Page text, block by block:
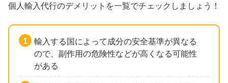
個人輸入代行のデメリットを一覧でチェックしましょう！
輸入する国によって成分の安全基準が異なる
ので、副作用の危険性などが高くなる可能性
がある